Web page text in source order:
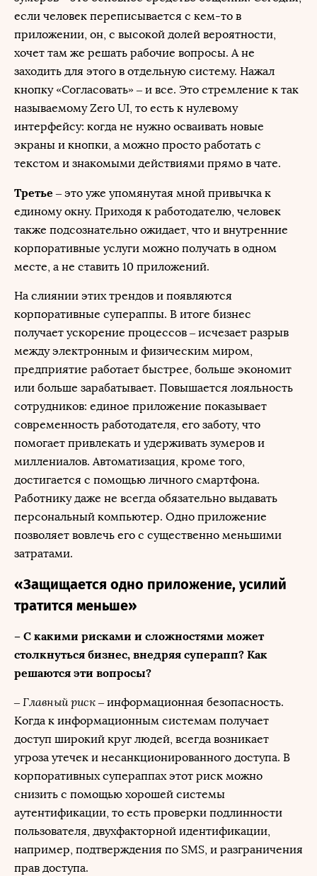
если человек переписывается с кем-то в
приложении, он, с высокой долей вероятности,
хочет там же решать рабочие вопросы. А не
заходить для этого в отдельную систему. Нажал
кнопку «Согласовать» – и все. Это стремление к так
называемому Zero UI, то есть к нулевому
интерфейсу: когда не нужно осваивать новые
экраны и кнопки, а можно просто работать с
текстом и знакомыми действиями прямо в чате.
Третье – это уже упомянутая мной привычка к
единому окну. Приходя к работодателю, человек
также подсознательно ожидает, что и внутренние
корпоративные услуги можно получать в одном
месте, а не ставить 10 приложений.
На слиянии этих трендов и появляются
корпоративные супераппы. В итоге бизнес
получает ускорение процессов – исчезает разрыв
между электронным и физическим миром,
предприятие работает быстрее, больше экономит
или больше зарабатывает. Повышается лояльность
сотрудников: единое приложение показывает
современность работодателя, его заботу, что
помогает привлекать и удерживать зумеров и
миллениалов. Автоматизация, кроме того,
достигается с помощью личного смартфона.
Работнику даже не всегда обязательно выдавать
персональный компьютер. Одно приложение
позволяет вовлечь его с существенно меньшими
затратами.
«Защищается одно приложение, усилий
тратится меньше»
– С какими рисками и сложностями может
столкнуться бизнес, внедряя суперапп? Как
решаются эти вопросы?
– Главный риск – информационная безопасность.
Когда к информационным системам получает
доступ широкий круг людей, всегда возникает
угроза утечек и несанкционированного доступа. В
корпоративных супераппах этот риск можно
снизить с помощью хорошей системы
аутентификации, то есть проверки подлинности
пользователя, двухфакторной идентификации,
например, подтверждения по SMS, и разграничения
прав доступа.